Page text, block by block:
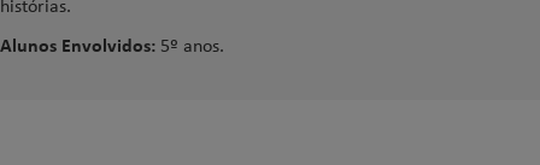
Alunos Envolvidos: 5º anos.